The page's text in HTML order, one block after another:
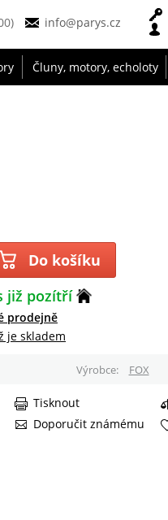
info@parys.cz
Čluny, motory, echoloty
Do košíku
již pozítří
prodejně
je skladem
Výrobce FOX
Doporučit známému
Tisknout